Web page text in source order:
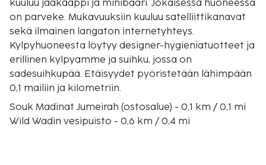
kuuluu jääkaappi ja minibaari. Jokaisessa huoneessa
on parveke. Mukavuuksiin kuuluu satelliittikanavat
sekä ilmainen langaton internetyhteys.
Kylpyhuoneesta löytyy designer-hygieniatuotteet ja
erillinen kylpyamme ja suihku, jossa on
sadesuihkupää. Etäisyydet pyöristetään lähimpään
0,1 mailiin ja kilometriin.
Souk Madinat Jumeirah (ostosalue) - 0,1 km / 0,1 mi
Wild Wadin vesipuisto - 0,6 km / 0,4 mi